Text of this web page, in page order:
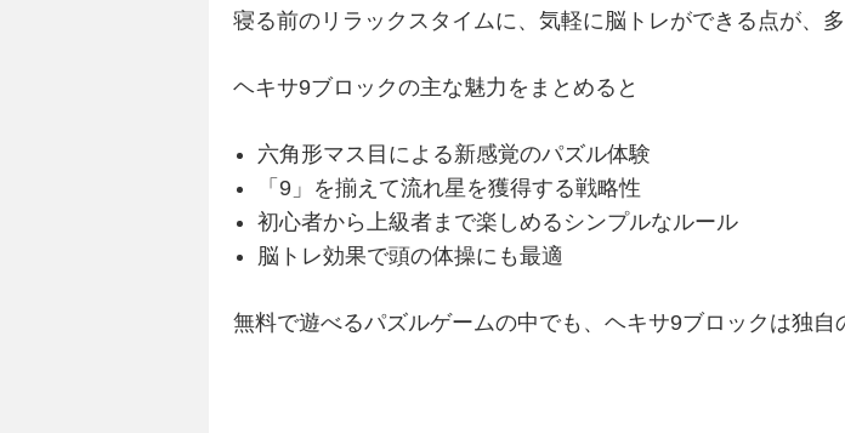
寝る前のリラックスタイムに、気軽に脳トレができる点が、
ヘキサ9ブロックの主な魅力をまとめると
六角形マス目による新感覚のパズル体験
「9」を揃えて流れ星を獲得する戦略性
初心者から上級者まで楽しめるシンプルなルール
脳トレ効果で頭の体操にも最適
無料で遊べるパズルゲームの中でも、ヘキサ9ブロックは独自